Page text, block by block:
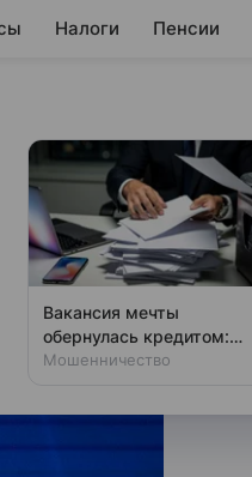
Налоги Пенсии
Вакансия мечты
обернулась кредитом:
новая уловка аферистов
Мошенничество